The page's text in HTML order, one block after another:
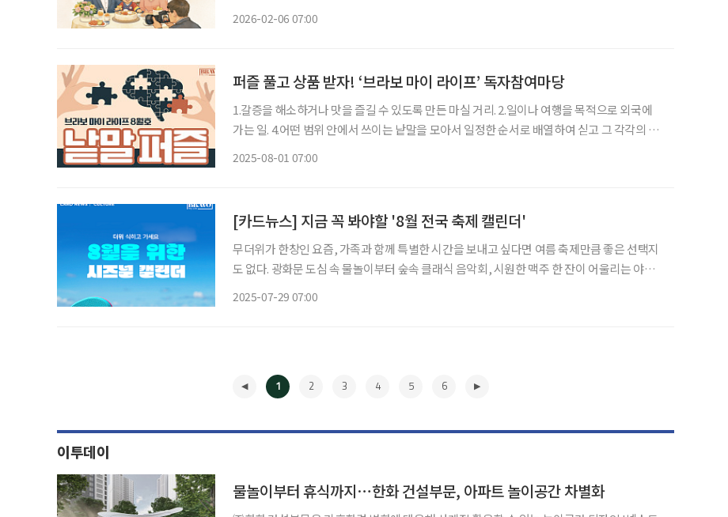
2026-02-06 07:00
퍼즐 풀고 상품 받자! ‘브라보 마이 라이프’ 독자참여마당
1.갈증을 해소하거나 맛을 즐길 수 있도록 만든 마실 거리. 2.일이나 여행을 목적으로 외국에
가는 일. 4.어떤 범위 안에서 쓰이는 낱말을 모아서 일정한 순서로 배열하여 싣고 그 각각의 발
2025-08-01 07:00
[카드뉴스] 지금 꼭 봐야할 '8월 전국 축제 캘린더'
무더위가 한창인 요즘, 가족과 함께 특별한 시간을 보내고 싶다면 여름 축제만큼 좋은 선택지
도 없다. 광화문 도심 속 물놀이부터 숲속 클래식 음악회, 시원한 맥주 한 잔이 어울리는 야외
2025-07-29 07:00
1 2 3 4 5 6
이투데이
물놀이부터 휴식까지⋯한화 건설부문, 아파트 놀이공간 차별화